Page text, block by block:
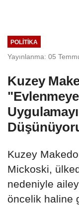
POLITIKA
Yayınlanma: 05
Kuzey
Kuzey
Mickoski,
nedeniyle
öncelik haline